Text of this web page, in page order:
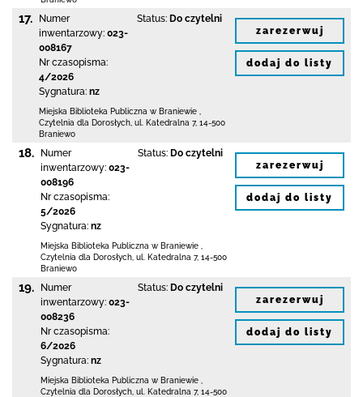
17.
Numer
inwentarzowy: 023-
008167
Nr czasopisma:
4/2026
Sygnatura: nz
Status: Do czytelni
Miejska Biblioteka Publiczna w Braniewie
Czytelnia dla Dorosłych, ul. Katedralna 7, 14-500
Braniewo
zarezerwuj
dodaj do listy
18.
Numer
inwentarzowy: 023-
008196
Nr czasopisma:
5/2026
Sygnatura: nz
Status: Do czytelni
Miejska Biblioteka Publiczna w Braniewie
Czytelnia dla Dorosłych, ul. Katedralna 7, 14-500
Braniewo
zarezerwuj
dodaj do listy
19.
Numer
inwentarzowy: 023-
008236
Nr czasopisma:
6/2026
Sygnatura: nz
Status: Do czytelni
Miejska Biblioteka Publiczna w Braniewie
Czytelnia dla Dorosłych, ul. Katedralna 7, 14-500
zarezerwuj
dodaj do listy